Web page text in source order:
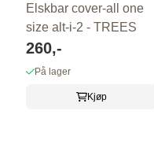
Elskbar cover-all one
size alt-i-2 - TREES
260,-
På lager
Kjøp